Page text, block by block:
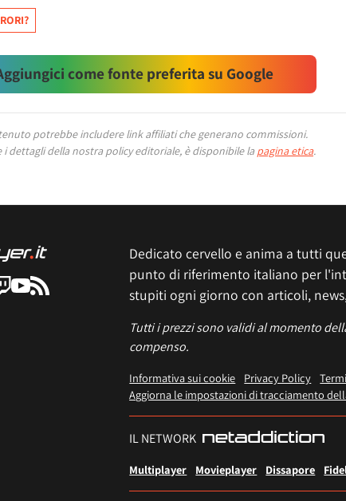
come fonte preferita su Google
potrebbe includere link affiliati che generano commissioni.
i dettagli della nostra policy editoriale, è disponibile la pagina etica.
Dedicato cervello e anima a tutti
punto di riferimento italiano per
stupiti ogni giorno con articoli,
Tutti i prezzi sono validi al momento
compenso.
Informativa sui cookie Privacy Policy
Aggiorna le impostazioni di tracciamento
IL NETWORK
Multiplayer Movieplayer Dissapore